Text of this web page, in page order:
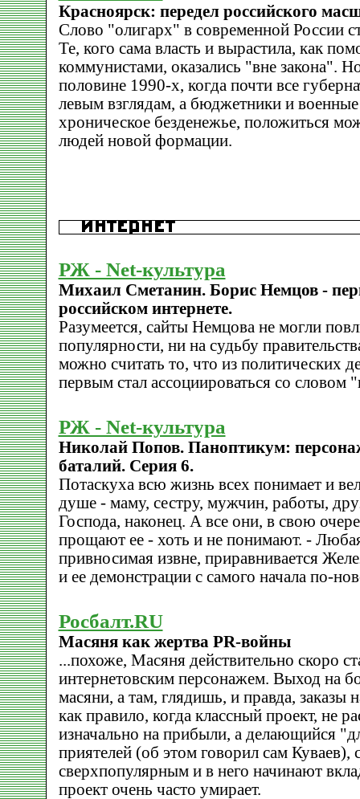
Красноярск: передел российского
Слово "олигарх" в современной России
Те, кого сама власть и вырастила, как
коммунистами, оказались "вне закона".
половине 1990-х, когда почти все
левым взглядам, а бюджетники и военные
хроническое безденежье, положиться
людей новой формации.
РЖ - Net-культура
Михаил Сметанин. Борис Немцов -
российском интернете.
Разумеется, сайты Немцова не могли
популярности, ни на судьбу
можно считать то, что из политических
первым стал ассоциироваться со словом
РЖ - Net-культура
Николай Попов. Паноптикум:
баталий. Серия 6.
Потаскуха всю жизнь всех понимает и
душе - маму, сестру, мужчин, работы,
Господа, наконец. А все они, в свою
прощают ее - хоть и не понимают. -
привносимая извне, приравнивается
и ее демонстрации с самого начала по-
Росбалт.RU
Масяня как жертва PR-войны
...похоже, Масяня действительно скоро
интернетовским персонажем. Выход на
масяни, а там, глядишь, и правда, заказы
как правило, когда классный проект, не
изначально на прибыли, а делающийся
приятелей (об этом говорил сам Куваев),
сверхпопулярным и в него начинают
проект очень часто умирает.